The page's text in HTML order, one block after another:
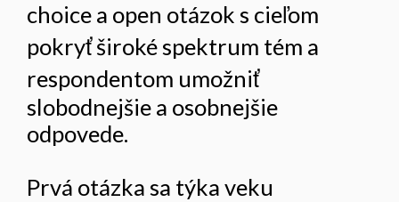
choice a open otázok s cieľom
pokryť široké spektrum tém a
respondentom umožniť
slobodnejšie a osobnejšie
odpovede.
Prvá otázka sa týka veku